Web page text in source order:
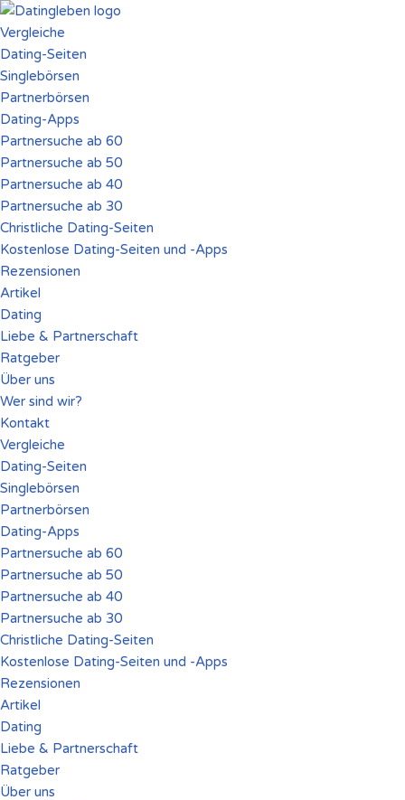
Zum
Inhalt
springen
Vergleiche
Dating-Seiten
Singlebörsen
Partnerbörsen
Dating-Apps
Partnersuche ab 60
Partnersuche ab 50
Partnersuche ab 40
Partnersuche ab 30
Christliche Dating-Seiten
Kostenlose Dating-Seiten und -Apps
Rezensionen
Artikel
Dating
Liebe & Partnerschaft
Ratgeber
Über uns
Wer sind wir?
Kontakt
Vergleiche
Dating-Seiten
Singlebörsen
Partnerbörsen
Dating-Apps
Partnersuche ab 60
Partnersuche ab 50
Partnersuche ab 40
Partnersuche ab 30
Christliche Dating-Seiten
Kostenlose Dating-Seiten und -Apps
Rezensionen
Artikel
Dating
Liebe & Partnerschaft
Ratgeber
Über uns